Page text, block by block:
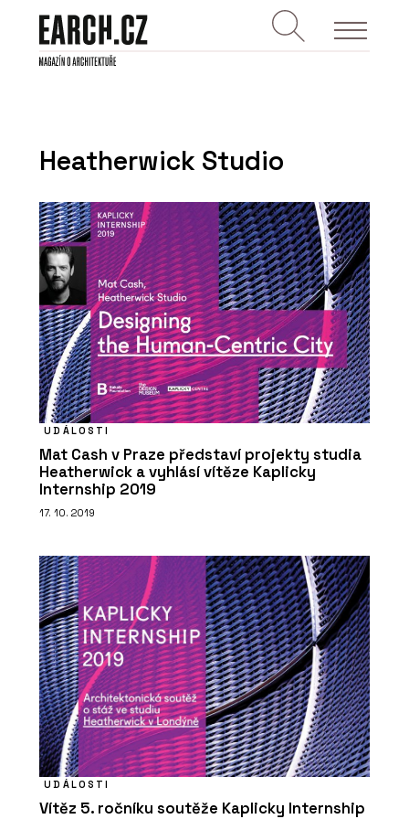
Heatherwick Studio
UDÁLOSTI
Mat Cash v Praze představí projekty studia
Heatherwick a vyhlásí vítěze Kaplicky
Internship 2019
17. 10. 2019
UDÁLOSTI
Vítěz 5. ročníku soutěže Kaplicky Internship